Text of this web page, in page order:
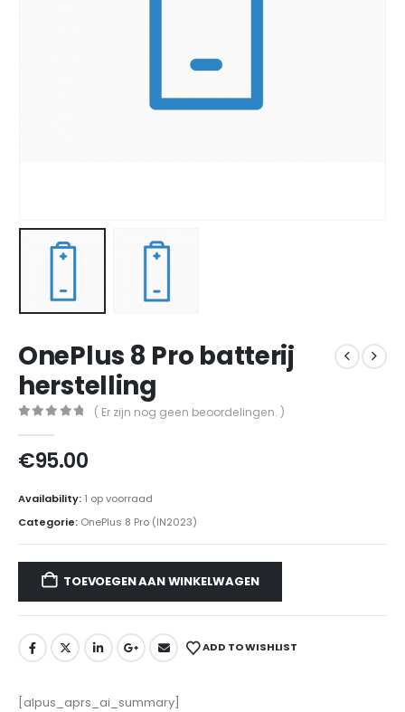
OnePlus 8 Pro batterij
herstelling
( Er zijn nog geen beoordelingen. )
€95.00
Availability: 1 op voorraad
Categorie: OnePlus 8 Pro (IN2023)
TOEVOEGEN AAN WINKELWAGEN
ADD TO WISHLIST
[alpus_aprs_ai_summary]